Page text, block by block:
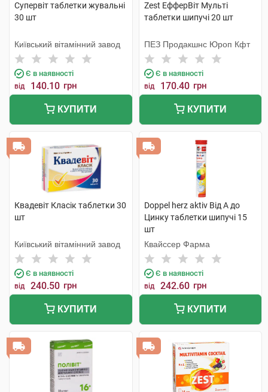
Супервіт таблетки жувальні
30 шт
Київський вітамінний завод
Є в наявності
від 140.10 грн
КУПИТИ
Zest ЕфферВіт Мульті
таблетки шипучі 20 шт
ПЕЗ Продакшнс Юроп Кфт
Є в наявності
від 170.40 грн
КУПИТИ
Квадевіт Класік таблетки 30
шт
Київський вітамінний завод
Є в наявності
від 240.50 грн
КУПИТИ
Doppel herz aktiv Від А до
Цинку таблетки шипучі 15
шт
Квайссер Фарма
Є в наявності
від 242.60 грн
КУПИТИ